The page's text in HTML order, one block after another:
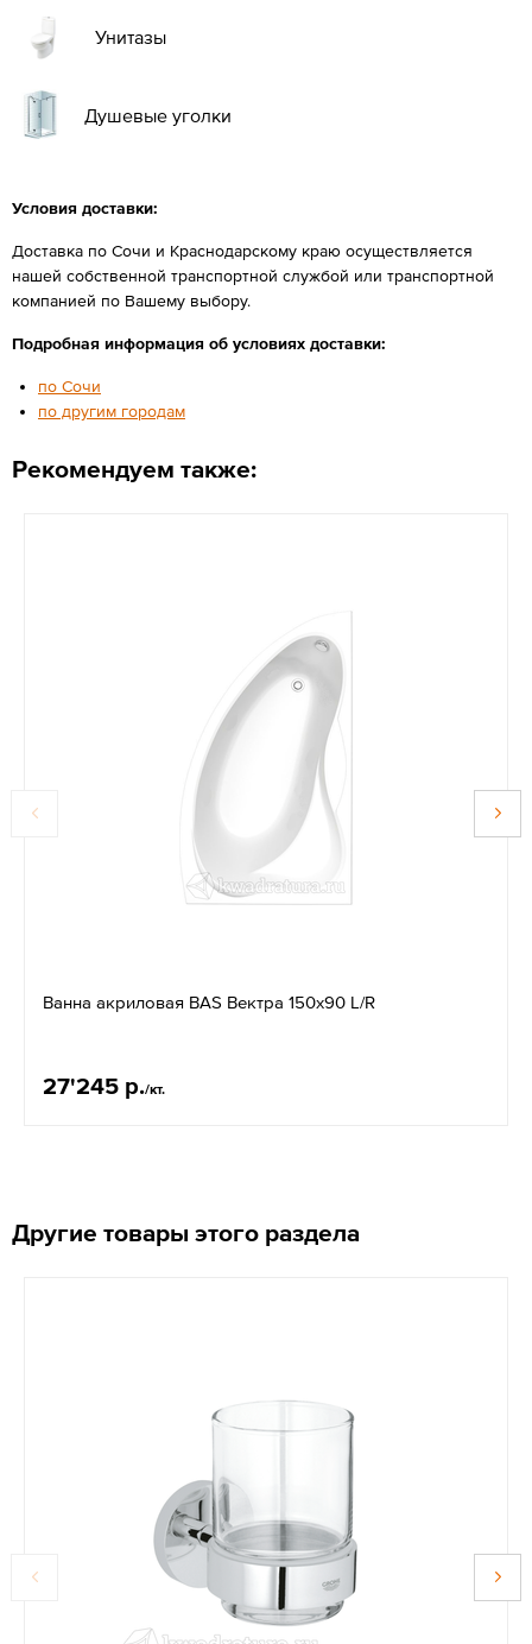
Унитазы
Душевые уголки
Условия доставки:
Доставка по Сочи и Краснодарскому краю осуществляется
нашей собственной транспортной службой или транспортной
компанией по Вашему выбору.
Подробная информация об условиях доставки:
по Сочи
по другим городам
Рекомендуем также:
Ванна акриловая BAS Вектра 150х90 L/R
27'245 р./кт.
Другие товары этого раздела